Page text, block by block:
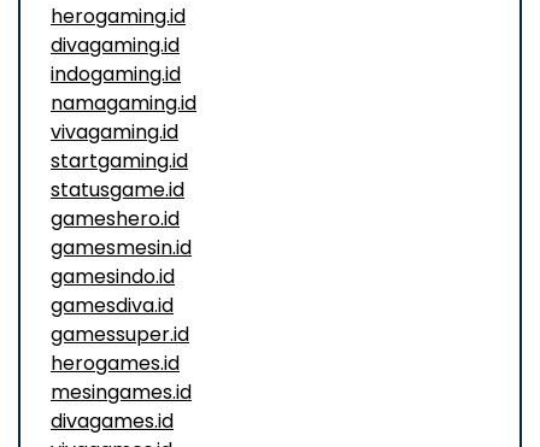
herogaming.id
divagaming.id
indogaming.id
namagaming.id
vivagaming.id
startgaming.id
statusgame.id
gameshero.id
gamesmesin.id
gamesindo.id
gamesdiva.id
gamessuper.id
herogames.id
mesingames.id
divagames.id